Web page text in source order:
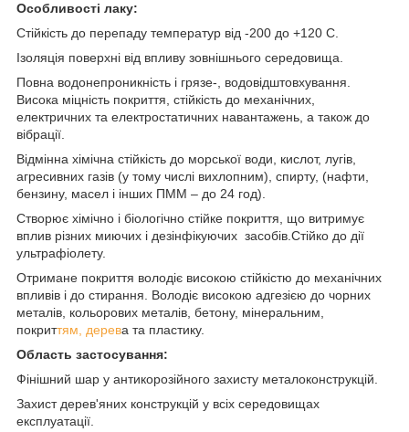
Особливості лаку:
Стійкість до перепаду температур від -200 до +120 С.
Ізоляція поверхні від впливу зовнішнього середовища.
Повна водонепроникність і грязе-, водовідштовхування.
Висока міцність покриття, стійкість до механічних,
електричних та електростатичних навантажень, а також до
вібрації.
Відмінна хімічна стійкість до морської води, кислот, лугів,
агресивних газів (у тому числі вихлопним), спирту, (нафти,
бензину, масел і інших ПММ – до 24 год).
Створює хімічно і біологічно стійке покриття, що витримує
вплив різних миючих і дезінфікуючих засобів.Стійко до дії
ультрафіолету.
Отримане покриття володіє високою стійкістю до механічних
впливів і до стирання. Володіє високою адгезією до чорних
металів, кольорових металів, бетону, мінеральним,
покриттям, дерева та пластику.
Область застосування:
Фінішний шар у антикорозійного захисту металоконструкцій.
Захист дерев'яних конструкцій у всіх середовищах
експлуатації.